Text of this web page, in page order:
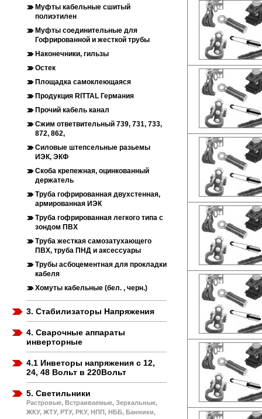
Муфты кабельные сшитый
полиэтилен
Муфты соединительные для
Гофрированной и жесткой трубы
Наконечники, гильзы
Остек
Площадка самоклеющаяся
Продукция RITTAL Германия
Прочий кабель канал
Сжим ответвительный 739, 731, 733,
872, 862,
Силовые штепсельные разьемы
ИЭК, ЭКФ
Скоба крепежная, оцинкованный
держатель
Труба гофрированная двухстенная,
армированная ИЭК
Труба гофрированная легкого типа с
зондом ПВХ
Труба жесткая самозатухающего
ПВХ, труба ПНД и аксессуары
Трубы асбоцементная для прокладки
кабеля
Хомуты кабельные (бел. , черн.)
3. Стабилизаторы Напряжения
4. Сварочные аппараты
инверторные
4.1 Инветоры напряжения с 12,
24, 48 Вольт в 220Вольт
5. Светильники
Растровые, Встраиваемые, Зеркальные,
ЖКУ, ЖТУ, РТУ, РКУ, НПП, НББ, Банники,